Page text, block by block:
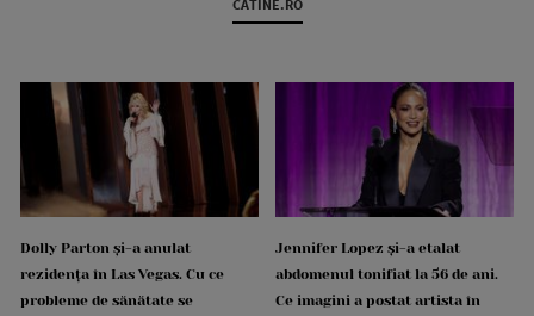
CATINE.RO
Dolly Parton și-a anulat
rezidența în Las Vegas. Cu ce
probleme de sănătate se
Jennifer Lopez și-a etalat
abdomenul tonifiat la 56 de ani.
Ce imagini a postat artista în